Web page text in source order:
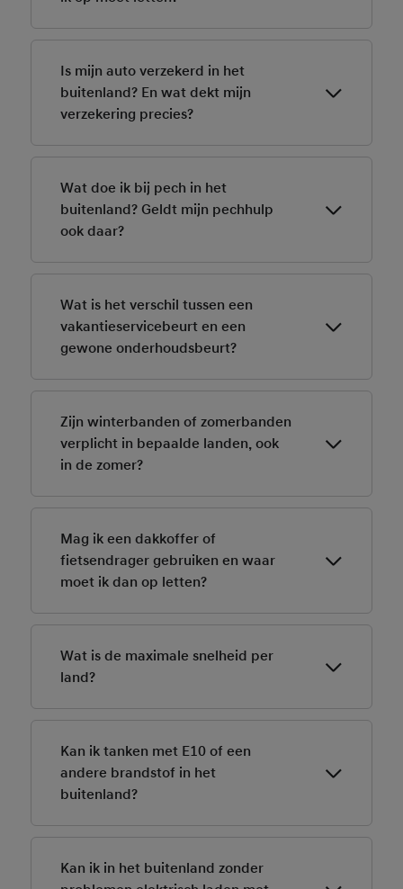
dimlicht overdag, of specifieke regels voor
milieuzones en rotondes.
Is mijn auto verzekerd in het
buitenland? En wat dekt mijn
verzekering precies?
Europa. Check je polis voor dekking van schade,
pechhulp en vervangend vervoer.
Wat doe ik bij pech in het
buitenland? Geldt mijn pechhulp
ook daar?
ook in het buitenland rekenen op hulp. Controleer dit
vooraf bij je aanbieder.
Wat is het verschil tussen een
vakantieservicebeurt en een
gewone onderhoudsbeurt?
op vakantiegebruik: banden, vloeistoffen, remmen,
verlichting, airco en accu.
Zijn winterbanden of zomerbanden
verplicht in bepaalde landen, ook
in de zomer?
landen eisen stellen bij winterse omstandigheden.
Check dit als je hoog de bergen in gaat.
Mag ik een dakkoffer of
fietsendrager gebruiken en waar
moet ik dan op letten?
hoogtebeperkingen, overhang en toegestane
belasting van je auto.
Wat is de maximale snelheid per
land?
soms onbeperkt (Duitsland), soms 110 (bij regen in
Frankrijk). Let op de borden.
Kan ik tanken met E10 of een
andere brandstof in het
buitenland?
sommige landen is E5 gangbaarder.
Kan ik in het buitenland zonder